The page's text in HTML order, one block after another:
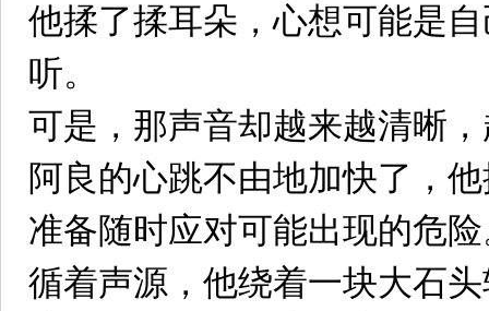
他揉了揉耳朵，心想可能是
听。
可是，那声音却越来越清晰
阿良的心跳不由地加快了，
准备随时应对可能出现的危
循着声源，他绕着一块大石